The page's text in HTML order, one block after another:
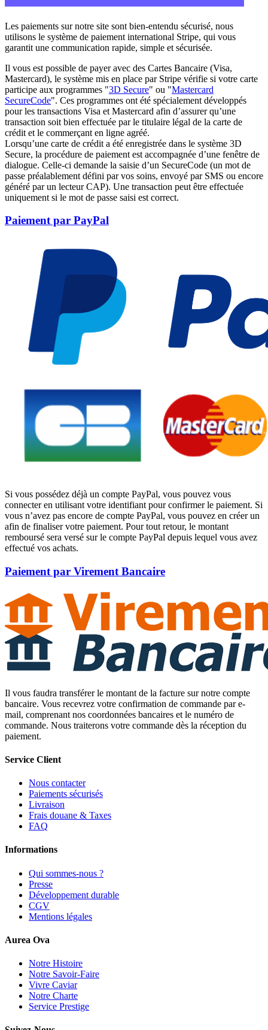
Les paiements sur notre site sont bien-entendu sécurisé, nous
utilisons le système de paiement international Stripe, qui vous
garantit une communication rapide, simple et sécurisée.
Il vous est possible de payer avec des Cartes Bancaire (Visa,
Mastercard), le système mis en place par Stripe vérifie si votre carte
participe aux programmes "3D Secure" ou "Mastercard
SecureCode". Ces programmes ont été spécialement développés
pour les transactions Visa et Mastercard afin d’assurer qu’une
transaction soit bien effectuée par le titulaire légal de la carte de
crédit et le commerçant en ligne agréé.
Lorsqu’une carte de crédit a été enregistrée dans le système 3D
Secure, la procédure de paiement est accompagnée d’une fenêtre de
dialogue. Celle-ci demande la saisie d’un SecureCode (un mot de
passe préalablement défini par vos soins, envoyé par SMS ou encore
généré par un lecteur CAP). Une transaction peut être effectuée
uniquement si le mot de passe saisi est correct.
Paiement par PayPal
Si vous possédez déjà un compte PayPal, vous pouvez vous
connecter en utilisant votre identifiant pour confirmer le paiement. Si
vous n’avez pas encore de compte PayPal, vous pouvez en créer un
afin de finaliser votre paiement. Pour tout retour, le montant
remboursé sera versé sur le compte PayPal depuis lequel vous avez
effectué vos achats.
Paiement par Virement Bancaire
Il vous faudra transférer le montant de la facture sur notre compte
bancaire. Vous recevrez votre confirmation de commande par e-
mail, comprenant nos coordonnées bancaires et le numéro de
commande. Nous traiterons votre commande dès la réception du
paiement.
Service Client
Nous contacter
Paiements sécurisés
Livraison
Frais douane & Taxes
FAQ
Informations
Qui sommes-nous ?
Presse
Développement durable
CGV
Mentions légales
Aurea Ova
Notre Histoire
Notre Savoir-Faire
Vivre Caviar
Notre Charte
Service Prestige